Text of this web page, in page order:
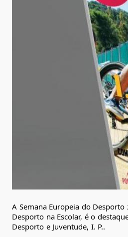
A Semana Europeia do Desporto
Desporto na Escolar, é o
Desporto e Juventude, I. P..